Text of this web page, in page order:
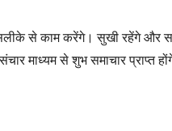
सलीके से काम करेंगे। सुखी रहेंगे और
माध्यम से शुभ समाचार प्राप्त